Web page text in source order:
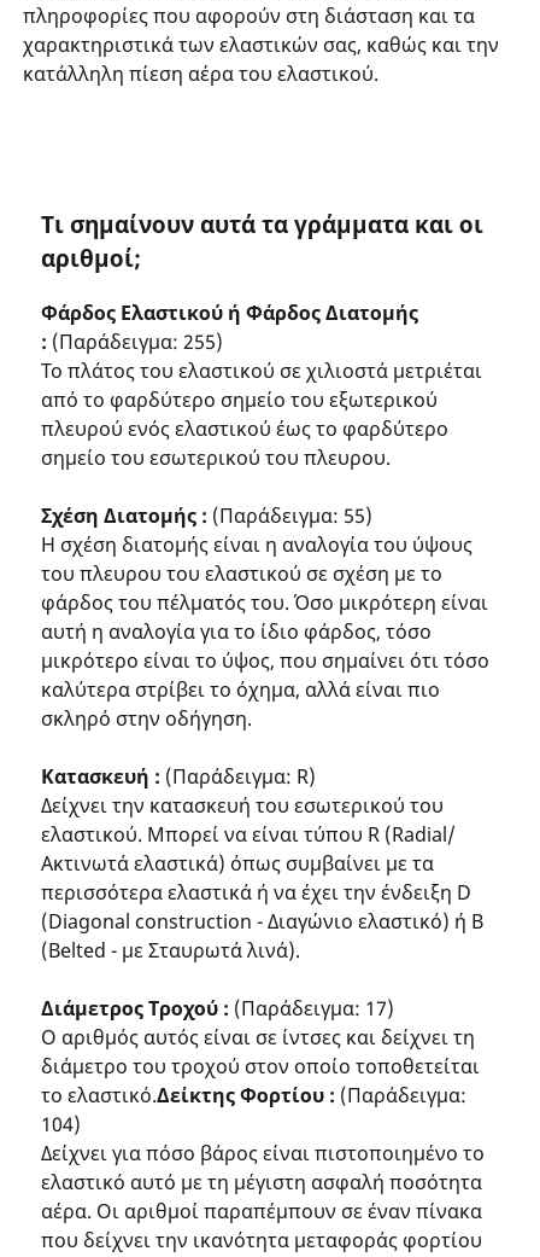
πληροφορίες που αφορούν στη διάσταση και τα
χαρακτηριστικά των ελαστικών σας, καθώς και την
κατάλληλη πίεση αέρα του ελαστικού.
Τι σημαίνουν αυτά τα γράμματα και οι
αριθμοί;
Φάρδος Ελαστικού ή Φάρδος Διατομής
: (Παράδειγμα: 255)
Το πλάτος του ελαστικού σε χιλιοστά μετριέται
από το φαρδύτερο σημείο του εξωτερικού
πλευρού ενός ελαστικού έως το φαρδύτερο
σημείο του εσωτερικού του πλευρου.
Σχέση Διατομής : (Παράδειγμα: 55)
Η σχέση διατομής είναι η αναλογία του ύψους
του πλευρου του ελαστικού σε σχέση με το
φάρδος του πέλματός του. Όσο μικρότερη είναι
αυτή η αναλογία για το ίδιο φάρδος, τόσο
μικρότερο είναι το ύψος, που σημαίνει ότι τόσο
καλύτερα στρίβει το όχημα, αλλά είναι πιο
σκληρό στην οδήγηση.
Κατασκευή : (Παράδειγμα: R)
Δείχνει την κατασκευή του εσωτερικού του
ελαστικού. Μπορεί να είναι τύπου R (Radial/
Ακτινωτά ελαστικά) όπως συμβαίνει με τα
περισσότερα ελαστικά ή να έχει την ένδειξη D
(Diagonal construction - Διαγώνιο ελαστικό) ή Β
(Belted - με Σταυρωτά λινά).
Διάμετρος Τροχού : (Παράδειγμα: 17)
Ο αριθμός αυτός είναι σε ίντσες και δείχνει τη
διάμετρο του τροχού στον οποίο τοποθετείται
το ελαστικό.Δείκτης Φορτίου : (Παράδειγμα:
104)
Δείχνει για πόσο βάρος είναι πιστοποιημένο το
ελαστικό αυτό με τη μέγιστη ασφαλή ποσότητα
αέρα. Οι αριθμοί παραπέμπουν σε έναν πίνακα
που δείχνει την ικανότητα μεταφοράς φορτίου